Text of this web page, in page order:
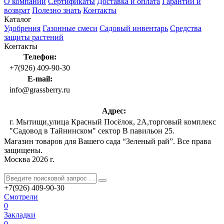
возврат Полезно знать Контакты
Каталог
Удобрения Газонные смеси Садовый инвентарь Средства
защиты растений
Контакты
Телефон:
+7(926) 409-90-30
E-mail:
info@grassberry.ru
Адрес:
г. Мытищи,улица Красный Посёлок, 2А,торговый комплекс
"Садовод в Тайнинском" сектор В павильон 25.
Магазин товаров для Вашего сада “Зеленый рай”. Все права
защищены.
Москва 2026 г.
+7(926) 409-90-30
Смотрели
0
Закладки